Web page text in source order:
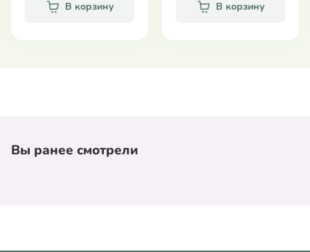
В корзину В корзину
Вы ранее смотрели